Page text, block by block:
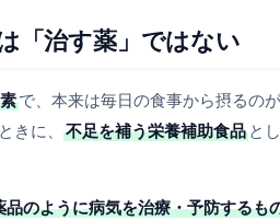
「治す薬」ではない
で、本来は毎日の食事から摂るの
きに、
不足を補う栄養補助食品 と
品のように病気を治療・予防するも